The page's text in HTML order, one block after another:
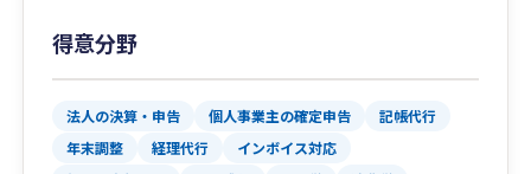
得意分野
法人の決算・申告 個人事業主の確定申告
記帳代行
年末調整
経理代行
インボイス対応